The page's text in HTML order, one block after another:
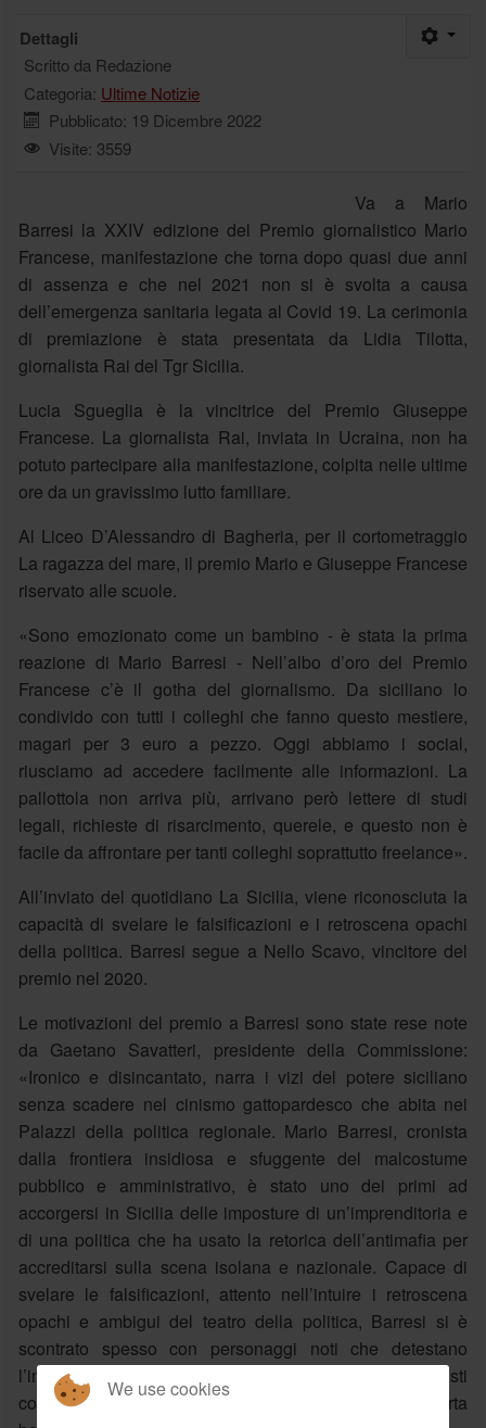
Dettagli
Scritto da Redazione
Categoria: Ultime Notizie
Pubblicato: 19 Dicembre 2022
Visite: 3559
Va a Mario
Barresi la XXIV edizione del Premio giornalistico Mario
Francese, manifestazione che torna dopo quasi due anni
di assenza e che nel 2021 non si è svolta a causa
dell’emergenza sanitaria legata al Covid 19. La cerimonia
di premiazione è stata presentata da Lidia Tilotta,
giornalista Rai del Tgr Sicilia.
Lucia Sgueglia è la vincitrice del Premio Giuseppe
Francese. La giornalista Rai, inviata in Ucraina, non ha
potuto partecipare alla manifestazione, colpita nelle ultime
ore da un gravissimo lutto familiare.
Al Liceo D’Alessandro di Bagheria, per il cortometraggio
La ragazza del mare, il premio Mario e Giuseppe Francese
riservato alle scuole.
«Sono emozionato come un bambino - è stata la prima
reazione di Mario Barresi - Nell’albo d’oro del Premio
Francese c’è il gotha del giornalismo. Da siciliano lo
condivido con tutti i colleghi che fanno questo mestiere,
magari per 3 euro a pezzo. Oggi abbiamo i social,
riusciamo ad accedere facilmente alle informazioni. La
pallottola non arriva più, arrivano però lettere di studi
legali, richieste di risarcimento, querele, e questo non è
facile da affrontare per tanti colleghi soprattutto freelance».
All’inviato del quotidiano La Sicilia, viene riconosciuta la
capacità di svelare le falsificazioni e i retroscena opachi
della politica. Barresi segue a Nello Scavo, vincitore del
premio nel 2020.
Le motivazioni del premio a Barresi sono state rese note
da Gaetano Savatteri, presidente della Commissione:
«Ironico e disincantato, narra i vizi del potere siciliano
senza scadere nel cinismo gattopardesco che abita nei
Palazzi della politica regionale. Mario Barresi, cronista
dalla frontiera insidiosa e sfuggente del malcostume
pubblico e amministrativo, è stato uno dei primi ad
accorgersi in Sicilia delle imposture di un’imprenditoria e
di una politica che ha usato la retorica dell’antimafia per
accreditarsi sulla scena isolana e nazionale. Capace di
svelare le falsificazioni, attento nell’intuire i retroscena
opachi e ambigui del teatro della politica, Barresi si è
scontrato spesso con personaggi noti che detestano
l’informazione e tentano di mettere a tacere i giornalisti
con nuovi e sottili sistemi di intimidazione vidimati in carta
We use cookies